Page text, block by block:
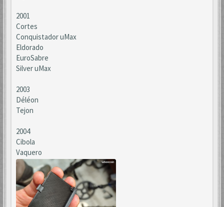
2001
Cortes
Conquistador uMax
Eldorado
EuroSabre
Silver uMax
2003
Déléon
Tejon
2004
Cibola
Vaquero